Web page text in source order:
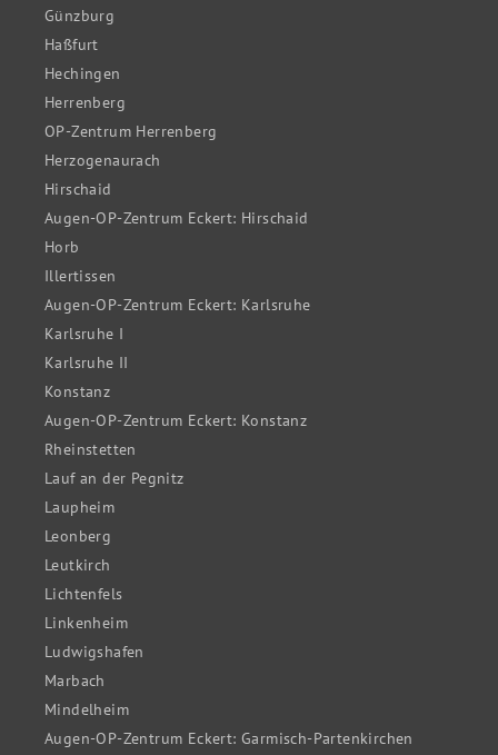
Günzburg
Haßfurt
Hechingen
Herrenberg
OP-Zentrum Herrenberg
Herzogenaurach
Hirschaid
Augen-OP-Zentrum Eckert: Hirschaid
Horb
Illertissen
Augen-OP-Zentrum Eckert: Karlsruhe
Karlsruhe I
Karlsruhe II
Konstanz
Augen-OP-Zentrum Eckert: Konstanz
Rheinstetten
Lauf an der Pegnitz
Laupheim
Leonberg
Leutkirch
Lichtenfels
Linkenheim
Ludwigshafen
Marbach
Mindelheim
Augen-OP-Zentrum Eckert: Garmisch-Partenkirchen